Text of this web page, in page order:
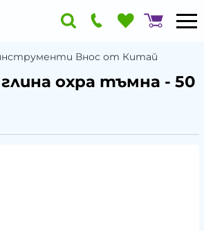
Внос от Китай
охра тъмна - 50